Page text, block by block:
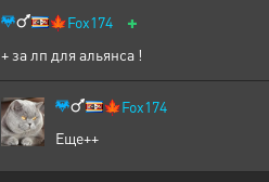
🍁Fox174 +
+ за лп для альянса !
🍁Fox174
Еще++